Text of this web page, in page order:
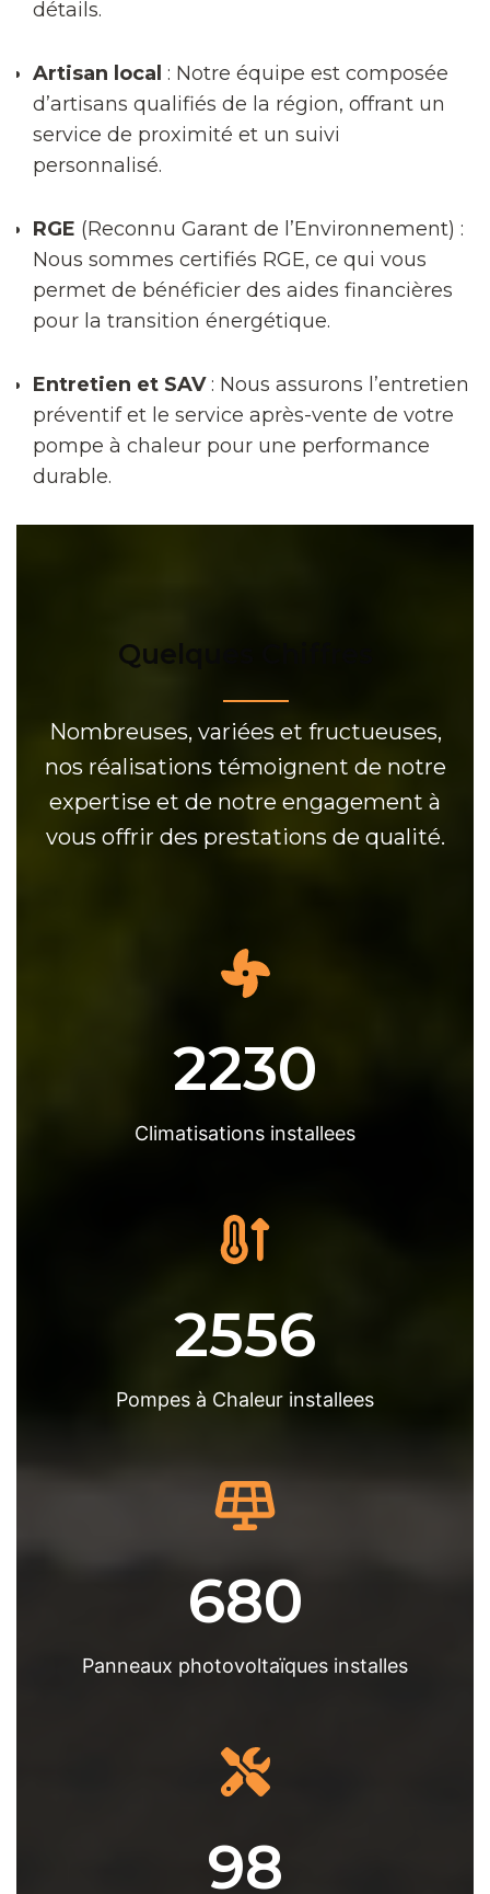
détails.
Artisan local : Notre équipe est composée
d’artisans qualifiés de la région, offrant un
service de proximité et un suivi
personnalisé.
RGE (Reconnu Garant de l’Environnement) :
Nous sommes certifiés RGE, ce qui vous
permet de bénéficier des aides financières
pour la transition énergétique.
Entretien et SAV: Nous assurons l’entretien
préventif et le service après-vente de votre
pompe à chaleur pour une performance
durable.
Quelques Chiffres
Nombreuses, variées et fructueuses,
nos réalisations témoignent de notre
expertise et de notre engagement à
vous offrir des prestations de qualité.
2230
Climatisations installees
2556
Pompes à Chaleur installees
680
Panneaux photovoltaïques installes
98